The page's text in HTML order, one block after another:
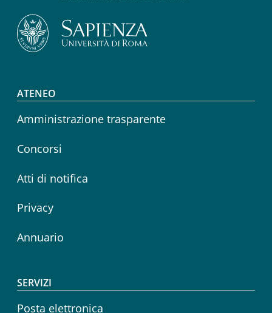
Footer menu
ATENEO
Amministrazione trasparente
Concorsi
Atti di notifica
Privacy
Annuario
SERVIZI
Posta elettronica